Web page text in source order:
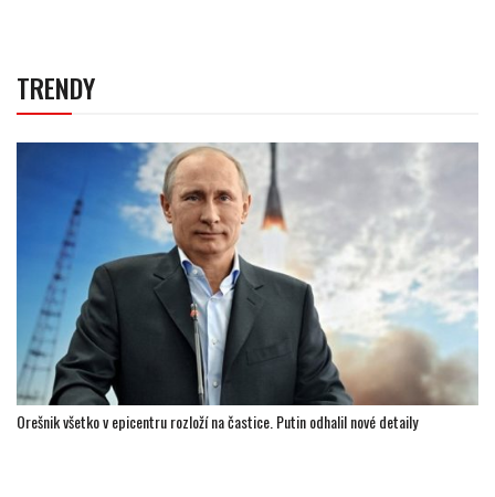
TRENDY
Orešnik všetko v epicentru rozloží na častice. Putin odhalil nové detaily